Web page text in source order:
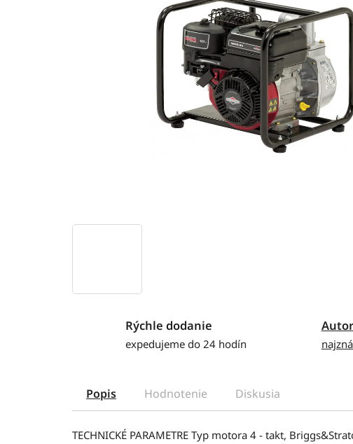
Rýchle dodanie
expedujeme do 24 hodín
Popis Hodnotenie Diskusia
TECHNICKÉ PARAMETRE Typ motora 4 - takt,